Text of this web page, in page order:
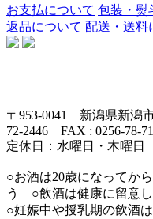
お支払について 包装・熨
返品について 配送・送料
〒953-0041 新潟県新潟
72-2446 FAX : 0256-78-
定休日：水曜日・木曜
○お酒は20歳になってか
う ○飲酒は健康に留意
○妊娠中や授乳期の飲酒